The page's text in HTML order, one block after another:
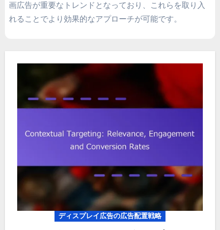
画広告が重要なトレンドとなっており、これらを取り入
れることでより効果的なアプローチが可能です。
ディスプレイ広告の広告配置戦略